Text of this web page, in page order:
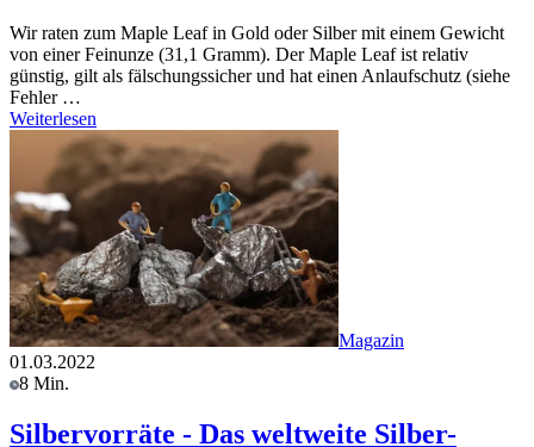
Wir raten zum Maple Leaf in Gold oder Silber mit einem Gewicht
von einer Feinunze (31,1 Gramm). Der Maple Leaf ist relativ
günstig, gilt als fälschungssicher und hat einen Anlaufschutz (siehe
Fehler …
Weiterlesen
Magazin
01.03.2022
8 Min.
Silbervorräte - Das weltweite Silber-